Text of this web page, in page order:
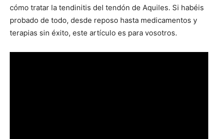
cómo tratar la tendinitis del tendón de Aquiles. Si habéis
probado de todo, desde reposo hasta medicamentos y
terapias sin éxito, este artículo es para vosotros.